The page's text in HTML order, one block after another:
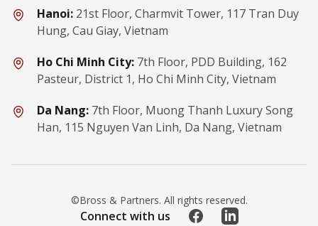
Hanoi: 21st Floor, Charmvit Tower, 117 Tran Duy
Hung, Cau Giay, Vietnam
Ho Chi Minh City: 7th Floor, PDD Building, 162
Pasteur, District 1, Ho Chi Minh City, Vietnam
Da Nang: 7th Floor, Muong Thanh Luxury Song
Han, 115 Nguyen Van Linh, Da Nang, Vietnam
©Bross & Partners. All rights reserved.
Connect with us FacebookLinkedIn